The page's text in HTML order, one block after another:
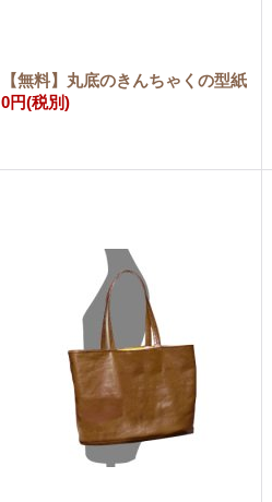
【無料】丸底のきんちゃくの型紙
0円(税別)